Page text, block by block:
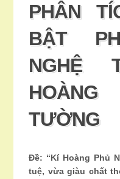
PHÂN
BẬT
NGHỆ
HOÀNG
TƯỜNG
Đề: “Kí Hoàng Phủ
tuệ, vừa giàu chất